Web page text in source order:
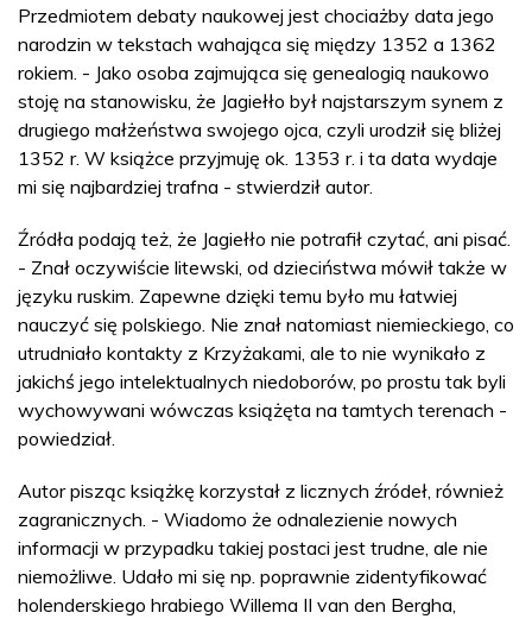
Przedmiotem debaty naukowej jest chociażby data jego
narodzin w tekstach wahająca się między 1352 a 1362
rokiem. - Jako osoba zajmująca się genealogią naukowo
stoję na stanowisku, że Jagiełło był najstarszym synem z
drugiego małżeństwa swojego ojca, czyli urodził się bliżej
1352 r. W książce przyjmuję ok. 1353 r. i ta data wydaje
mi się najbardziej trafna - stwierdził autor.
Źródła podają też, że Jagiełło nie potrafił czytać, ani pisać.
- Znał oczywiście litewski, od dzieciństwa mówił także w
języku ruskim. Zapewne dzięki temu było mu łatwiej
nauczyć się polskiego. Nie znał natomiast niemieckiego, co
utrudniało kontakty z Krzyżakami, ale to nie wynikało z
jakichś jego intelektualnych niedoborów, po prostu tak byli
wychowywani wówczas książęta na tamtych terenach -
powiedział.
Autor pisząc książkę korzystał z licznych źródeł, również
zagranicznych. - Wiadomo że odnalezienie nowych
informacji w przypadku takiej postaci jest trudne, ale nie
niemożliwe. Udało mi się np. poprawnie zidentyfikować
holenderskiego hrabiego Willema II van den Bergha,